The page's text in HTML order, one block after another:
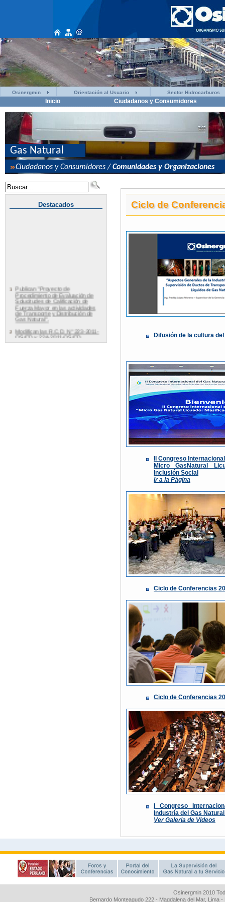
Osinergmin Orientación al Usuario Sector Hidrocarburos
Inicio Ciudadanos y Consumidores
Osinergmin 2010
Bernardo Monteagudo 222 - Magdalena del Mar, Lima